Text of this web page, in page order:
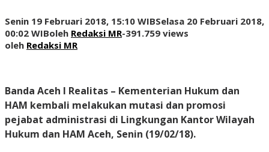
Senin 19 Februari 2018, 15:10 WIBSelasa 20 Februari 2018,
00:02 WIBoleh Redaksi MR-391.759 views
oleh Redaksi MR
Banda Aceh I Realitas – Kementerian Hukum dan
HAM kembali melakukan mutasi dan promosi
pejabat administrasi di Lingkungan Kantor Wilayah
Hukum dan HAM Aceh, Senin (19/02/18).